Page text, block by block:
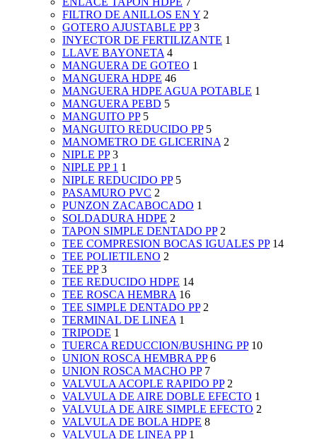
FILTRO DE ANILLOS EN Y 2
GOTERO AJUSTABLE PP 3
INYECTOR DE FERTILIZANTE 1
LLAVE BAYONETA 4
MANGUERA DE GOTEO 1
MANGUERA HDPE 46
MANGUERA HDPE AGUA POTABLE 1
MANGUERA PEBD 5
MANGUITO PP 5
MANGUITO REDUCIDO PP 5
MANOMETRO DE GLICERINA 2
NIPLE PP 3
NIPLE PP 1 1
NIPLE REDUCIDO PP 5
PASAMURO PVC 2
PUNZON ZACABOCADO 1
SOLDADURA HDPE 2
TAPON SIMPLE DENTADO PP 2
TEE COMPRESION BOCAS IGUALES PP 14
TEE POLIETILENO 2
TEE PP 3
TEE REDUCIDO HDPE 14
TEE ROSCA HEMBRA 16
TEE SIMPLE DENTADO PP 2
TERMINAL DE LINEA 1
TRIPODE 1
TUERCA REDUCCION/BUSHING PP 10
UNION ROSCA HEMBRA PP 6
UNION ROSCA MACHO PP 7
VALVULA ACOPLE RAPIDO PP 2
VALVULA DE AIRE DOBLE EFECTO 1
VALVULA DE AIRE SIMPLE EFECTO 2
VALVULA DE BOLA HDPE 8
VALVULA DE LINEA PP 1